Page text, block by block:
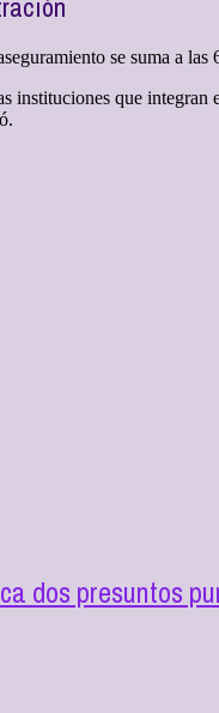
se suma a
instituciones que
dos presuntos